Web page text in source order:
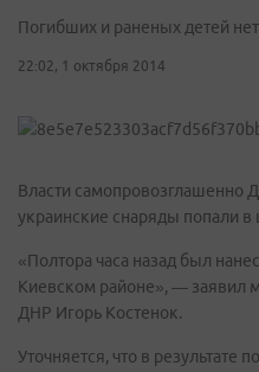
Погибших и раненых детей нет
22:02, 1 октября 2014
Власти самопровозглашенно
украинские снаряды попали в
«Полтора часа назад был
Киевском районе», — заявил
ДНР Игорь Костенок.
Уточняется, что в результате